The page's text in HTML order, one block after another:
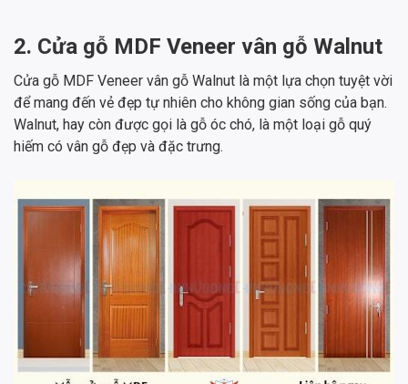
2. Cửa gỗ MDF Veneer vân gỗ Walnut
Cửa gỗ MDF Veneer vân gỗ Walnut là một lựa chọn tuyệt vời
để mang đến vẻ đẹp tự nhiên cho không gian sống của bạn.
Walnut, hay còn được gọi là gỗ óc chó, là một loại gỗ quý
hiếm có vân gỗ đẹp và đặc trưng.